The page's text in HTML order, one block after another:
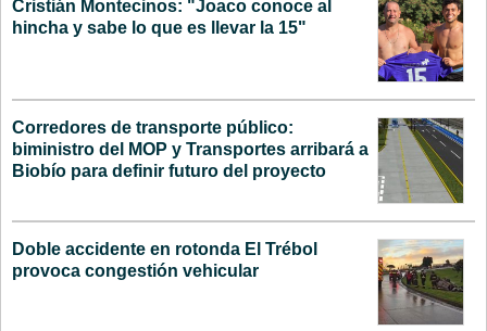
Cristián Montecinos: "Joaco conoce al
hincha y sabe lo que es llevar la 15"
Corredores de transporte público:
biministro del MOP y Transportes arribará a
Biobío para definir futuro del proyecto
Doble accidente en rotonda El Trébol
provoca congestión vehicular